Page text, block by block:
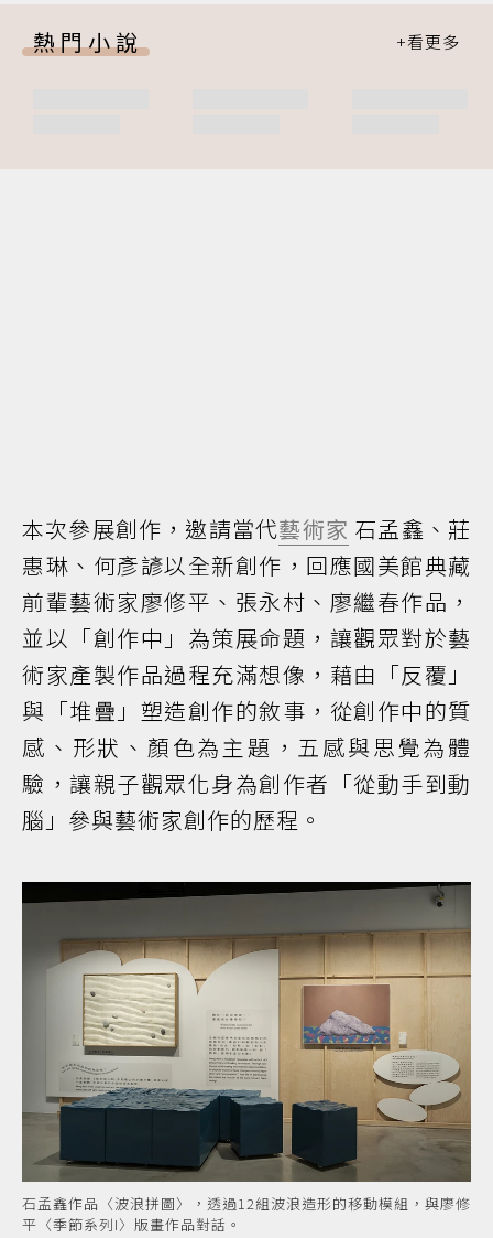
熱門小說
本次參展創作，邀請當代藝術家 石孟鑫、莊
惠琳、何彥諺以全新創作，回應國美館典藏
前輩藝術家廖修平、張永村、廖繼春作品，
並以「創作中」為策展命題，讓觀眾對於藝
術家產製作品過程充滿想像，藉由「反覆」
與「堆疊」塑造創作的敘事，從創作中的質
感、形狀、顏色為主題，五感與思覺為體
驗，讓親子觀眾化身為創作者「從動手到動
腦」參與藝術家創作的歷程。
石孟鑫作品〈波浪拼圖〉，透過12組波浪造形的移動模組，與廖修
平〈季節系列I〉版畫作品對話。